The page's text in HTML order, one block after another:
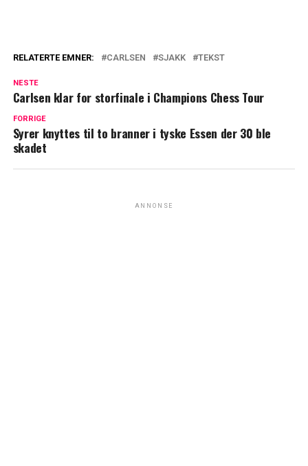
RELATERTE EMNER: CARLSEN SJAKK TEKST
NESTE
Carlsen klar for storfinale i Champions Chess Tour
FORRIGE
Syrer knyttes til to branner i tyske Essen der 30 ble
skadet
ANNONSE